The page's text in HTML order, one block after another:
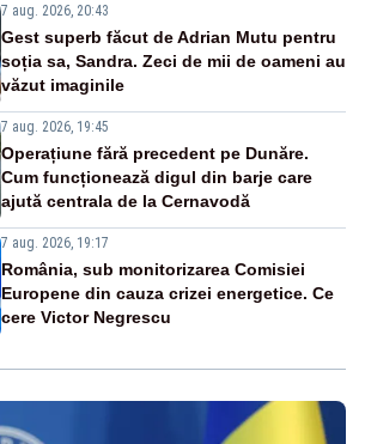
7 aug. 2026, 20:43
Gest superb făcut de Adrian Mutu pentru
soția sa, Sandra. Zeci de mii de oameni au
văzut imaginile
7 aug. 2026, 19:45
Operațiune fără precedent pe Dunăre.
Cum funcționează digul din barje care
ajută centrala de la Cernavodă
7 aug. 2026, 19:17
România, sub monitorizarea Comisiei
Europene din cauza crizei energetice. Ce
cere Victor Negrescu